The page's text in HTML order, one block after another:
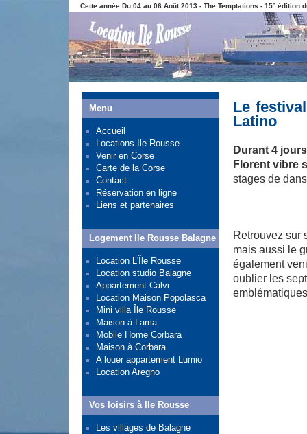
Cette année Du 04 au 06 Août 2013 - The Temptations - 15°
Le
Latino
Durant 4
Florent vibre
stages de
Retrouvez sur
mais aussi le
également
oublier les
Menu
Accueil
Locations Ile Rousse
Venir en Corse
Carte de la Corse
Contact
Réservation en ligne
Liens et partenaires
Logement Ile Rousse Balagne
Location L'Île Rousse
Location studio Balagne
Appartement Calvi
Location Maison Popolasca
Mini villa Île Rousse
Maison à Lama
Mobile Home Corbara
Maison à Corbara
A louer appartement Lumio
Location Aregno
Vos loisirs à Ile Rousse
Les villages de Balagne